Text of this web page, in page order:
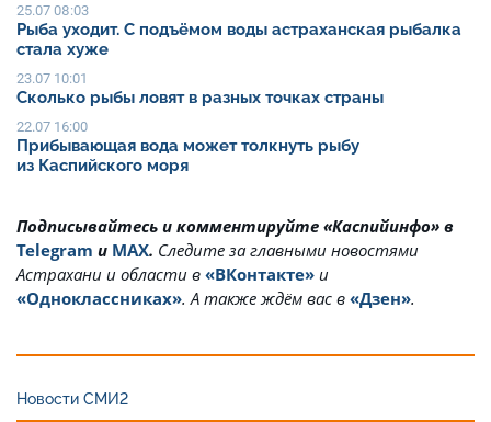
25.07 08:03
Рыба уходит. С подъёмом воды астраханская рыбалка
стала хуже
23.07 10:01
Сколько рыбы ловят в разных точках страны
22.07 16:00
Прибывающая вода может толкнуть рыбу
из Каспийского моря
Подписывайтесь и комментируйте «Каспийинфо» в
Telegram и MAX. Cледите за главными новостями
Астрахани и области в «ВКонтакте» и
«Одноклассниках». А также ждём вас в «Дзен».
Новости СМИ2